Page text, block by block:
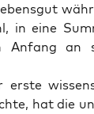
in eine
Anfang an
ers­te
hat die